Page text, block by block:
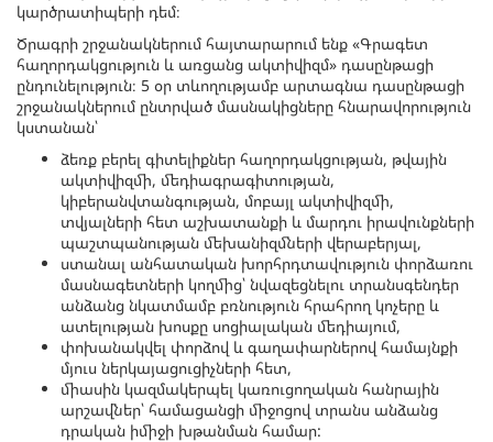
կարծրատիպերի դեմ։
Ծրագրի շրջանակներում հայտարարում ենք «Գրագետ
հաղորդակցություն և առցանց ակտիվիզմ» դասընթացի
ընդունելություն։ 5 օր տևողությամբ արտագնա դասընթացի
շրջանակներում ընտրված մասնակիցները հնարավորություն
կստանան՝
ձեռք բերել գիտելիքներ հաղորդակցության, թվային
ակտիվիզմի, մեդիագրագիտության,
կիբերանվտանգության, մոբայլ ակտիվիզմի,
տվյալների հետ աշխատանքի և մարդու իրավունքների
պաշտպանության մեխանիզմների վերաբերյալ,
ստանալ անհատական խորհրդտավություն փորձառու
մասնագետների կողմից՝ նվազեցնելու տրանսգենդեր
անձանց նկատմամբ բռնություն հրահրող կոչերը և
ատելության խոսքը սոցիալական մեդիայում,
փոխանակվել փորձով և գաղափարներով համայնքի
մյուս ներկայացուցիչների հետ,
միասին կազմակերպել կառուցողական հանրային
արշավներ՝ համացանցի միջոցով տրանս անձանց
դրական իմիջի խթանման համար: